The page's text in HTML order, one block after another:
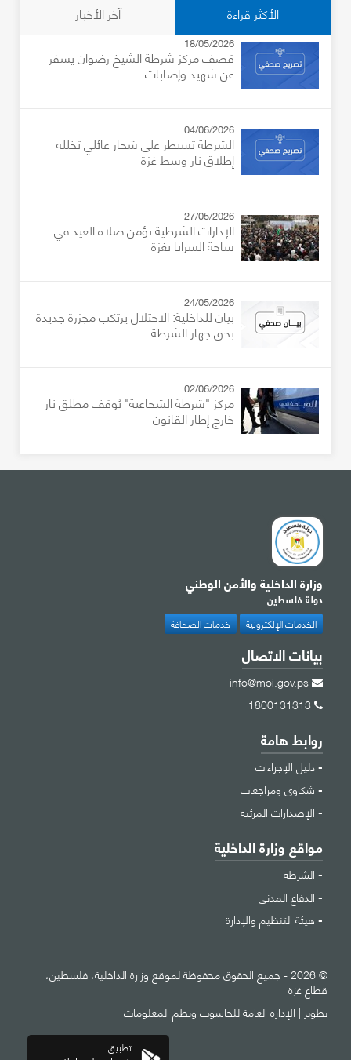
الأكثر قراءة آخر الأخبار
18/05/2026
قصف مركز شرطة الشيخ رضوان يسفر
عن شهيد وإصابات
04/06/2026
الشرطة تسيطر على شجار عائلي تخلله
إطلاق نار وسط غزة
27/05/2026
الإدارات الشرطية تؤمن صلاة العيد في
ساحة السرايا بغزة
24/05/2026
بيان للداخلية: الاحتلال يرتكب مجزرة جديدة
بحق جهاز الشرطة
02/06/2026
مركز "شرطة الشجاعية" يُوقف مطلق نار
خارج إطار القانون
وزارة الداخلية والأمن الوطني
دولة فلسطين
الخدمات الإلكترونية خدمات الصحافة
بيانات الاتصال
info@moi.gov.ps
روابط هامة
دليل الإجراءات
شكاوى ومراجعات
الإصدارات المرئية
مواقع وزارة الداخلية
الشرطة
الدفاع المدني
هيئة التنظيم والإدارة
© 2026 - جميع الحقوق محفوظة لموقع وزارة الداخلية، فلسطين،
قطاع غزة
تطوير | الإدارة العامة للحاسوب ونظم المعلومات
تطبيق